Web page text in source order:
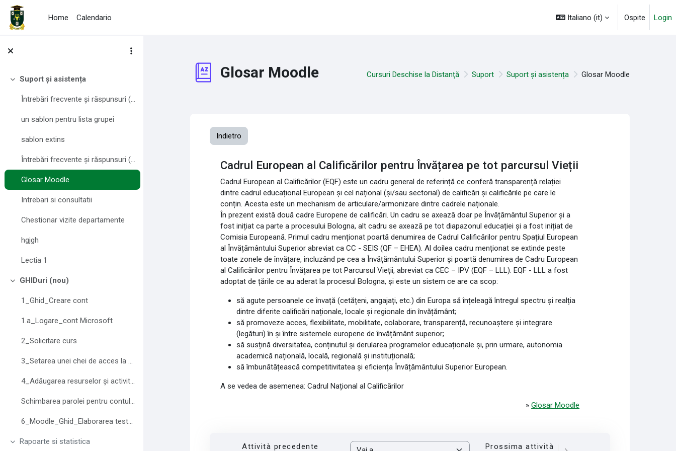
Vai al contenuto principale
Home
Calendario Italiano ‎(it)‎ Ospite Login
Minimizza
Suport și asistența
Întrebări frecvente și răspunsuri (FAQ) pentru profesori
un sablon pentru lista grupei
sablon extins
Întrebări frecvente și răspunsuri (FAQ) pentru studenți
Glosar Moodle
Intrebari si consultatii
Chestionar vizite departamente
hgjgh
Lectia 1
Minimizza
GHIDuri (nou)
1_Ghid_Creare cont
1.a_Logare_cont Microsoft
2_Solicitare curs
3_Setarea unei chei de acces la curs
4_Adăugarea resurselor și activităților
Schimbarea parolei pentru contul Moodle
6_Moodle_Ghid_Elaborarea testelor
Minimizza
Rapoarte si statistica
Glosar Moodle Cursuri Deschise la Distanţă Suport Suport și asistența Glosar Moodle
Indietro
Cadrul European al Calificărilor pentru Învățarea pe tot parcursul Vieții
Cadrul European al Calificărilor (EQF) este un cadru general de referință ce conferă transparență relației
dintre cadrul educațional European și cel național (și/sau sectorial) de calificări și calificările pe care le
conțin. Acesta este un mechanism de articulare/armonizare dintre cadrele naționale.
În prezent există două cadre Europene de calificări. Un cadru se axează doar pe Învățământul Superior și a
fost inițiat ca parte a procesului Bologna, alt cadru se axează pe tot diapazonul educației și a fost inițiat de
Comisia Europeană. Primul cadru menționat poartă denumirea de Cadrul Calificărilor pentru Spațiul European
al Învățământului Superior abreviat ca CC - SEIS (QF – EHEA). Al doilea cadru menționat se extinde peste
toate zonele de învățare, incluzând pe cea a Învățământului Superior și poartă denumirea de Cadru European
al Calificărilor pentru Învățarea pe tot Parcursul Vieții, abreviat ca CEC – IPV (EQF – LLL). EQF - LLL a fost
adoptat de țările ce au aderat la procesul Bologna, și este un sistem ce are ca scop:
să agute persoanele ce învață (cetățeni, angajați, etc.) din Europa să înțeleagă întregul spectru și realția
dintre diferite calificări naționale, locale și regionale din învățământ;
să promoveze acces, flexibilitate, mobilitate, colaborare, transparență, recunoaștere și integrare
(legături) în și între sistemele europene de învățământ superior;
să susțină diversitatea, conținutul și derularea programelor educaționale și, prin urmare, autonomia
academică națională, locală, regională și instituțională;
să îmbunătățească competitivitatea și eficiența Învățământului Superior European.
A se vedea de asemenea: Cadrul Național al Calificărilor
»Glosar Moodle
Attività precedente
Prossima attività